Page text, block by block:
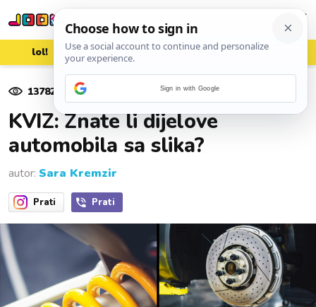
lol! aww vrh! woot?!
13782 pregleda
KVIZ: Znate li dijelove
automobila sa slika?
autor: Sara Kremzir
Prati Prati
Sign in with Google